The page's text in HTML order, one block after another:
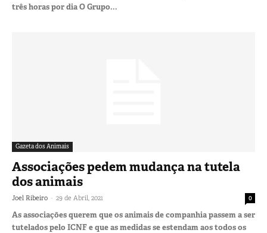
três horas por dia O Grupo...
Gazeta dos Animais
Associações pedem mudança na tutela
dos animais
Joel Ribeiro - 29 de Abril, 2021 0
As associações querem que os animais de companhia passem a ser
tutelados pelo ICNF e que as medidas se estendam aos todos os